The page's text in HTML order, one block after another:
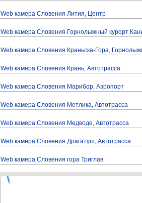
Web камера Словения Лития, Центр
Web камера Словения Горнолыжный курорт
Web камера Словения Краньска-Гора,
Web камера Словения Крань, Автотрасса
Web камера Словения Марибор, Аэропорт
Web камера Словения Метлика, Автотрасса
Web камера Словения Медводе, Автотрасса
Web камера Словения Драгатуш, Автотрасса
Web камера Словения гора Триглав